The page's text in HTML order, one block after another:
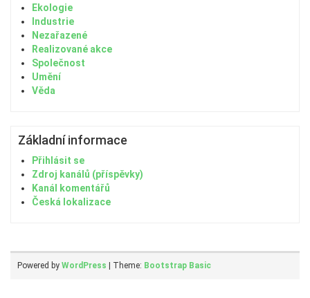
Ekologie
Industrie
Nezařazené
Realizované akce
Společnost
Umění
Věda
Základní informace
Přihlásit se
Zdroj kanálů (příspěvky)
Kanál komentářů
Česká lokalizace
Powered by WordPress | Theme: Bootstrap Basic